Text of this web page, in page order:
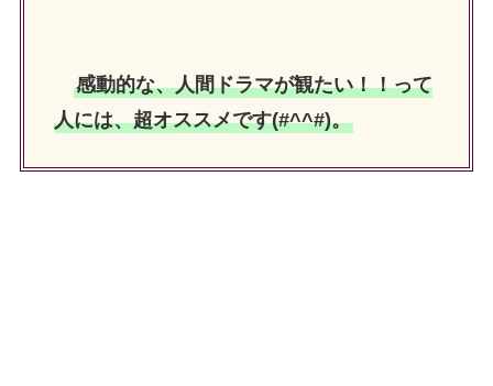
感動的な、人間ドラマが観たい！！って
人には、超オススメです(#^^#)。